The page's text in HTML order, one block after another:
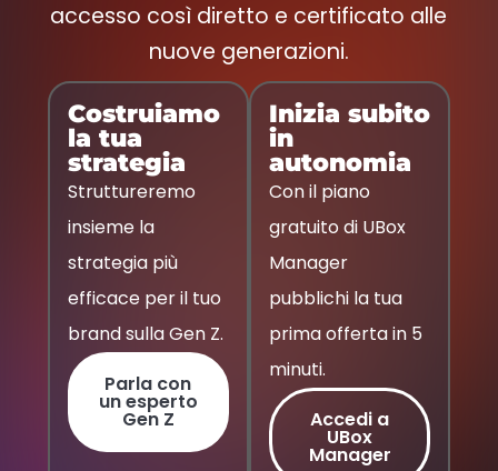
accesso così diretto e certificato alle
nuove generazioni.
Costruiamo
la tua
strategia
Struttureremo
insieme la
strategia più
efficace per il tuo
brand sulla Gen Z.
Parla con
un esperto
Gen Z
Inizia subito
in
autonomia
Con il piano
gratuito di UBox
Manager
pubblichi la tua
prima offerta in 5
minuti.
Accedi a
UBox
Manager